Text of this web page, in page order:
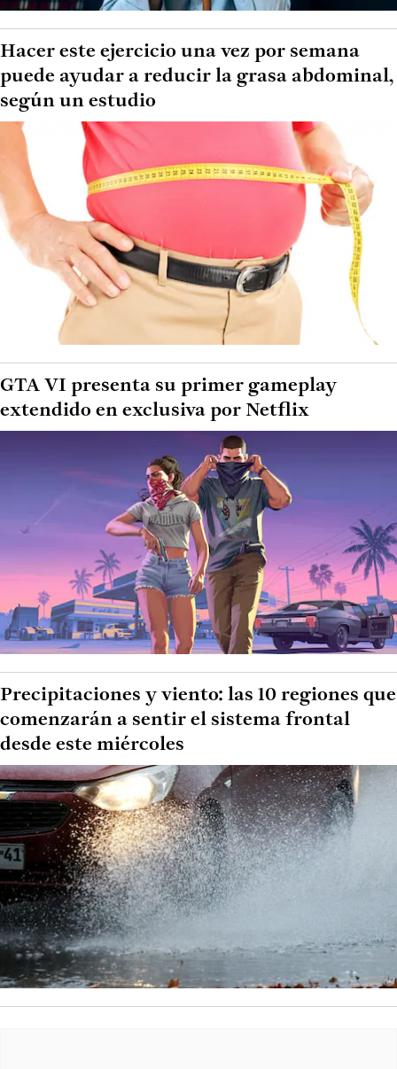
Hacer este ejercicio una vez por semana
puede ayudar a reducir la grasa abdominal,
según un estudio
GTA VI presenta su primer gameplay
extendido en exclusiva por Netflix
Precipitaciones y viento: las 10 regiones que
comenzarán a sentir el sistema frontal
desde este miércoles